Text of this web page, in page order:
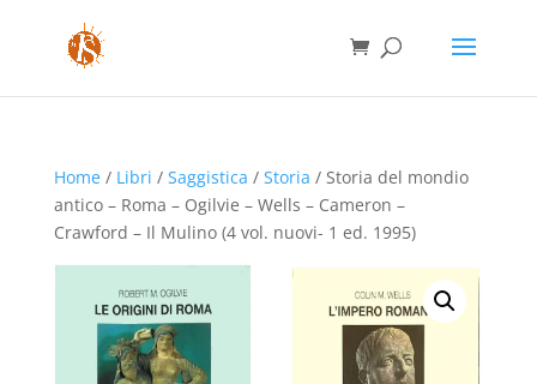
Home/ Libri / Saggistica / Storia / Storia del mondio
antico – Roma – Ogilvie – Wells – Cameron –
Crawford – Il Mulino (4 vol. nuovi- 1 ed. 1995)